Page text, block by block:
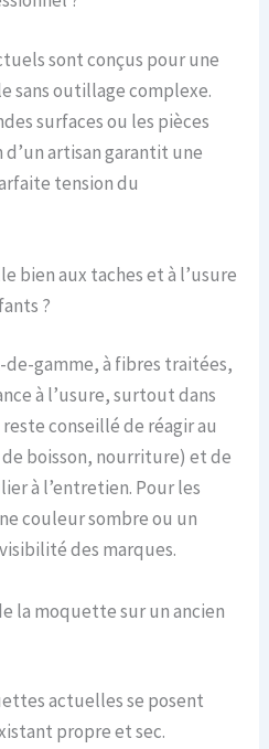
sont conçus pour une
sans outillage complexe.
surfaces ou les pièces
artisan garantit une
tension du
bien aux taches et à l’usure
?
de-gamme, à fibres traitées,
à l’usure, surtout dans
conseillé de réagir au
boisson, nourriture) et de
à l’entretien. Pour les
couleur sombre ou un
des marques.
la moquette sur un ancien
actuelles se posent
propre et sec.